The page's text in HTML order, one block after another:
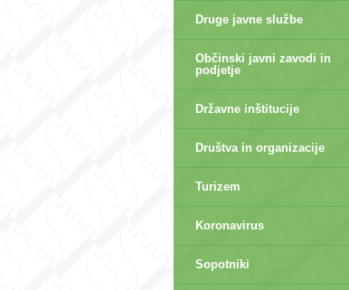
Druge javne službe
Občinski javni zavodi in
podjetje
Državne inštitucije
Društva in organizacije
Turizem
Koronavirus
Sopotniki